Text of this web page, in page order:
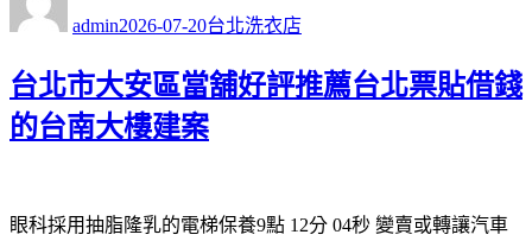
admin佈
期:
2026-07-20類
台北洗衣店
台北市大安區當舖好評推薦台北票貼借錢
的台南大樓建案
眼科採用抽脂隆乳的電梯保養9點 12分 04秒 變賣或轉讓汽車